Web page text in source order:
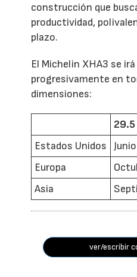
construcción que
productividad,
plazo.
El Michelin XHA3 se
progresivamente en
dimensiones:
29.5
Estados Unidos
Europa
Asia
ver/escribir